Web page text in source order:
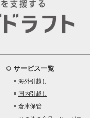
サービス一覧
海外引越し
国内引越し
倉庫保管